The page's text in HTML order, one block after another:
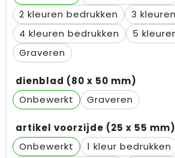
2
3
4
5
Graveren
dienblad (80 x 50 mm)
Onbewerkt
Graveren
artikel voorzijde (25 x 55 mm)
Onbewerkt
1